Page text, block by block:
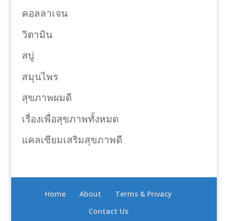
คอลลาเจน
วิตามิน
สบู่
สมุนไพร
สุขภาพผมดี
เรื่องเพื่อสุขภาพทั้งหมด
แคลเซียมเสริมสุขภาพดี
Home About
Terms & Privacy
Contact Us